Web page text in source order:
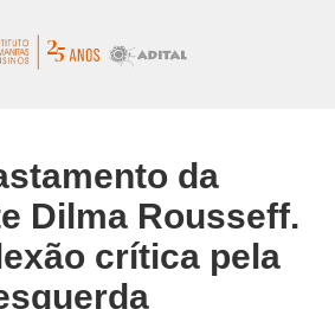
da
Dilma Rousseff.
crítica pela